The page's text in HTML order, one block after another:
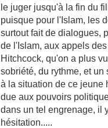
le juger jusqu'à la fin du
puisque pour l'Islam, les
surtout fait de dialogues,
de l'Islam, aux appels
Hitchcock, qu'on a plus
sobriété, du rythme, et
à la situation de ce jeune
due aux pouvoirs
dans un tel engrenage, il
hésitation.....